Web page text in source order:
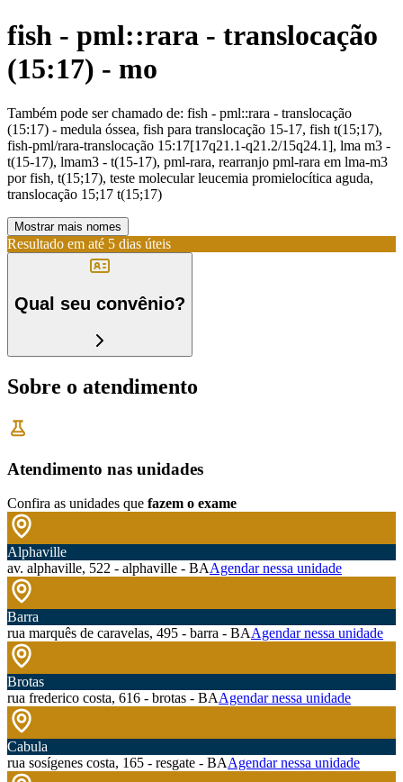
fish - pml::rara - translocação
(15:17) - mo
Também pode ser chamado de: fish - pml::rara - translocação
(15:17) - medula óssea, fish para translocação 15-17, fish t(15;17),
fish-pml/rara-translocação 15:17[17q21.1-q21.2/15q24.1], lma m3 -
t(15-17), lmam3 - t(15-17), pml-rara, rearranjo pml-rara em lma-m3
por fish, t(15;17), teste molecular leucemia promielocítica aguda,
translocação 15;17 t(15;17)
Mostrar mais nomes
Resultado em até 5 dias úteis
Qual seu convênio?
Sobre o atendimento
Atendimento nas unidades
Confira as unidades que fazem o exame
Alphaville
av. alphaville, 522 - alphaville - BAAgendar nessa unidade
Barra
rua marquês de caravelas, 495 - barra - BAAgendar nessa unidade
Brotas
rua frederico costa, 616 - brotas - BAAgendar nessa unidade
Cabula
rua sosígenes costa, 165 - resgate - BAAgendar nessa unidade